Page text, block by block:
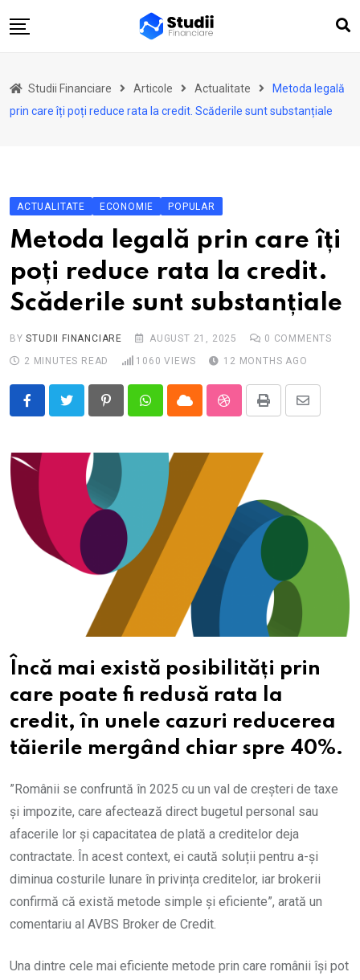
to
Actualitate
Opinii
Multimedia
Autori
Analize ASF
Studii Financiare Articole Actualitate
Metoda legală
prin care îți poți reduce rata la credit. Scăderile sunt substanțiale
ACTUALITATE ECONOMIE POPULAR
Metoda legală prin care îți
poți reduce rata la credit.
Scăderile sunt substanțiale
BYSTUDII FINANCIARE AUGUST 21, 2025 0 COMMENTS
2 MINUTES READ
1060 VIEWS 12 MONTHS AGO
PinterestWhatsappCloud StumbleUpon
Print
Share
Încă mai există posibilități prin
care poate fi redusă rata la
credit, în unele cazuri reducerea
tăierile mergând chiar spre 40%.
”Românii se confruntă în 2025 cu un val de creșteri de taxe
și impozite, care afectează direct bugetul personal sau
afacerile lor și capacitatea de plată a creditelor deja
contractate. În acest context, ei caută soluții pentru a-și
diminua costurile lunare în privința creditelor, iar brokerii
confirmă că există metode simple și eficiente”, arată un
comentariu al AVBS Broker de Credit.
Una dintre cele mai eficiente metode prin care românii își pot